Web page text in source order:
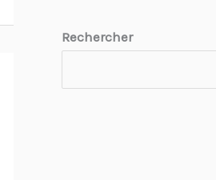
Rechercher